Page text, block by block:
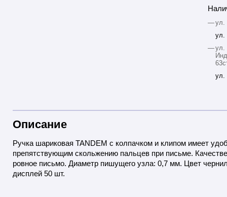
—ул.
ул.
—ул.
ул.
Описание
Ручка шариковая TANDEM с колпачком и клипом имеет
препятствующим скольжению пальцев при письме.
ровное письмо. Диаметр пишущего узла: 0,7 мм. Цвет
дисплей 50 шт.